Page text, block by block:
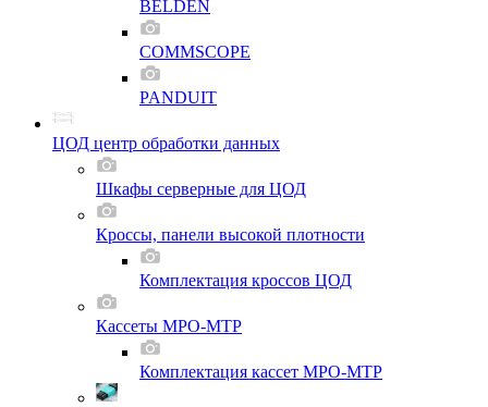
BELDEN
COMMSCOPE
PANDUIT
ЦОД центр обработки данных
Шкафы серверные для ЦОД
Кроссы, панели высокой плотности
Комплектация кроссов ЦОД
Кассеты MPO-MTP
Комплектация кассет MPO-MTP